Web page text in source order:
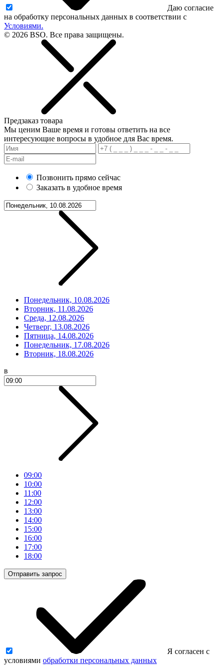
Даю согласие
на обработку персональных данных в соответствии с
Условиями.
© 2026 BSO. Все права защищены.
Предзаказ товара
Мы ценим Ваше время и готовы ответить на все
интересующие вопросы в удобное для Вас время.
Позвонить прямо сейчас
Заказать в удобное время
Понедельник, 10.08.2026
Вторник, 11.08.2026
Среда, 12.08.2026
Четверг, 13.08.2026
Пятница, 14.08.2026
Понедельник, 17.08.2026
Вторник, 18.08.2026
в
09:00
10:00
11:00
12:00
13:00
14:00
15:00
16:00
17:00
18:00
Отправить запрос
Я согласен с
условиями обработки персональных данных